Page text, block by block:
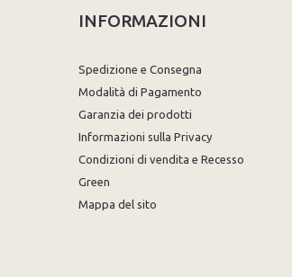
INFORMAZIONI
Spedizione e Consegna
Modalità di Pagamento
Garanzia dei prodotti
Informazioni sulla Privacy
Condizioni di vendita e Recesso
Green
Mappa del sito